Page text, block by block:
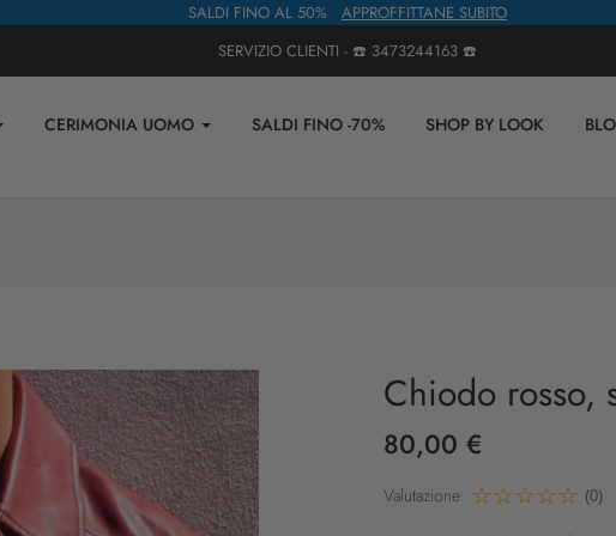
SALDI FINO AL 50% APPROFFITTANE SUBITO
SERVIZIO CLIENTI - ☎️ 3473244163 ☎️
CERIMONIA UOMO SALDI FINO -70% SHOP BY LOOK
Chiodo rosso,
80,00 €
Valutazione: (0)